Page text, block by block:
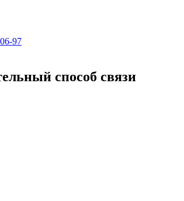
97
способ связи